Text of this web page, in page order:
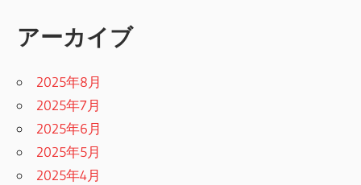
アーカイブ
2025年8月
2025年7月
2025年6月
2025年5月
2025年4月